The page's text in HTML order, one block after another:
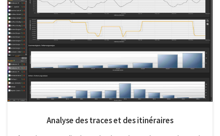
Analyse des traces et des itinéraires